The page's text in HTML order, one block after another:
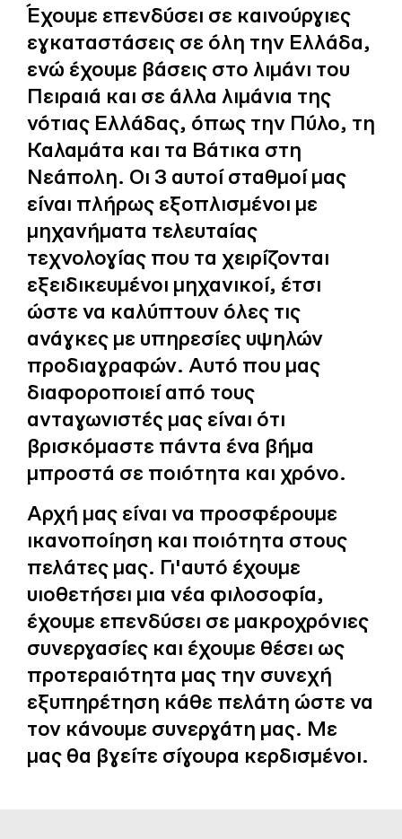
Έχουμε επενδύσει σε καινούργιες
εγκαταστάσεις σε όλη την Ελλάδα,
ενώ έχουμε βάσεις στο λιμάνι του
Πειραιά και σε άλλα λιμάνια της
νότιας Ελλάδας, όπως την Πύλο, τη
Καλαμάτα και τα Βάτικα στη
Νεάπολη. Οι 3 αυτοί σταθμοί μας
είναι πλήρως εξοπλισμένοι με
μηχανήματα τελευταίας
τεχνολογίας που τα χειρίζονται
εξειδικευμένοι μηχανικοί, έτσι
ώστε να καλύπτουν όλες τις
ανάγκες με υπηρεσίες υψηλών
προδιαγραφών. Αυτό που μας
διαφοροποιεί από τους
ανταγωνιστές μας είναι ότι
βρισκόμαστε πάντα ένα βήμα
μπροστά σε ποιότητα και χρόνο.
Αρχή μας είναι να προσφέρουμε
ικανοποίηση και ποιότητα στους
πελάτες μας. Γι'αυτό έχουμε
υιοθετήσει μια νέα φιλοσοφία,
έχουμε επενδύσει σε μακροχρόνιες
συνεργασίες και έχουμε θέσει ως
προτεραιότητα μας την συνεχή
εξυπηρέτηση κάθε πελάτη ώστε να
τον κάνουμε συνεργάτη μας. Με
μας θα βγείτε σίγουρα κερδισμένοι.